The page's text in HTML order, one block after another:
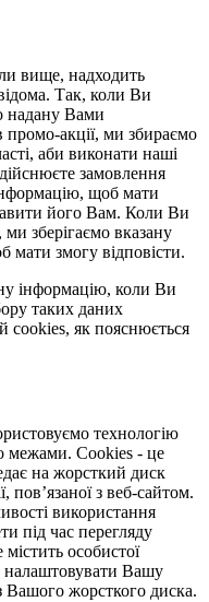
вище, надходить
Так, коли Ви
надану Вами
акції, ми збираємо
аби виконати наші
замовлення
щоб мати
його Вам. Коли Ви
зберігаємо вказану
змогу відповісти.
інформацію, коли Ви
таких даних
cookies, як пояснюється
технологію
межами. Cookies - це
на жорсткий диск
пов’язаної з веб-сайтом.
використання
під час перегляду
особистої
налаштовувати Вашу
Вашого жорсткого диска.